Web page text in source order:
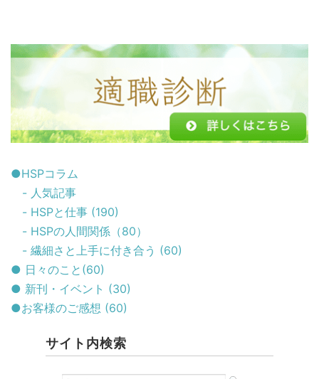
●HSPコラム
- 人気記事
- HSPと仕事 (190)
- HSPの人間関係（80）
- 繊細さと上手に付き合う (60)
● 日々のこと(60)
● 新刊・イベント (30)
●お客様のご感想 (60)
サイト内検索